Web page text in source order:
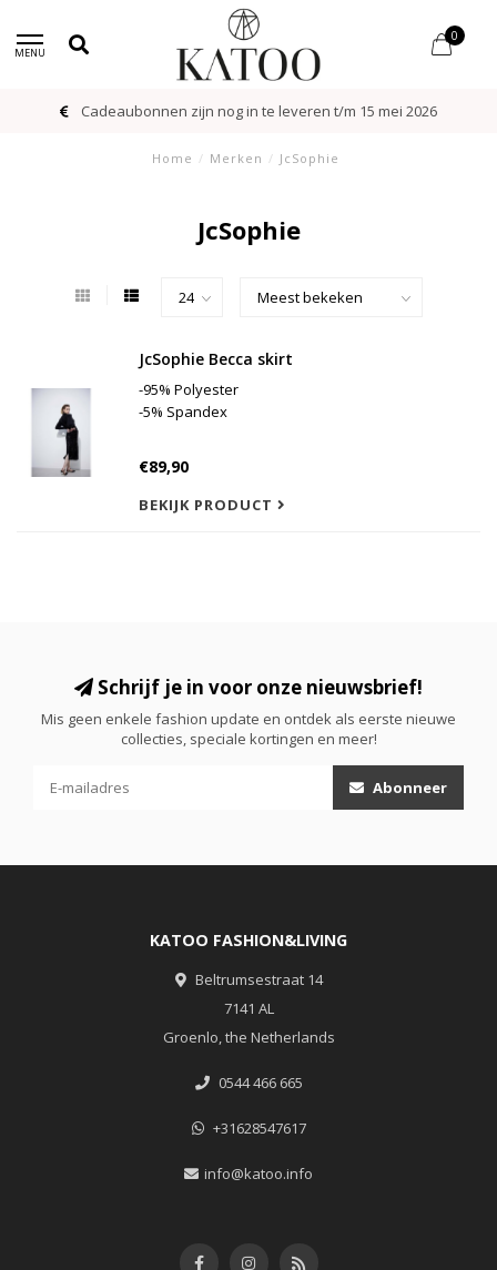
MENU
0
Cadeaubonnen zijn nog in te leveren t/m 15 mei 2026
Home / Merken / JcSophie
JcSophie
JcSophie Becca skirt
-95% Polyester
-5% Spandex
€89,90
BEKIJK PRODUCT
Schrijf je in voor onze nieuwsbrief!
Mis geen enkele fashion update en ontdek als eerste nieuwe
collecties, speciale kortingen en meer!
Abonneer
KATOO FASHION&LIVING
Beltrumsestraat 14
7141 AL
Groenlo, the Netherlands
0544 466 665
+31628547617
info@katoo.info